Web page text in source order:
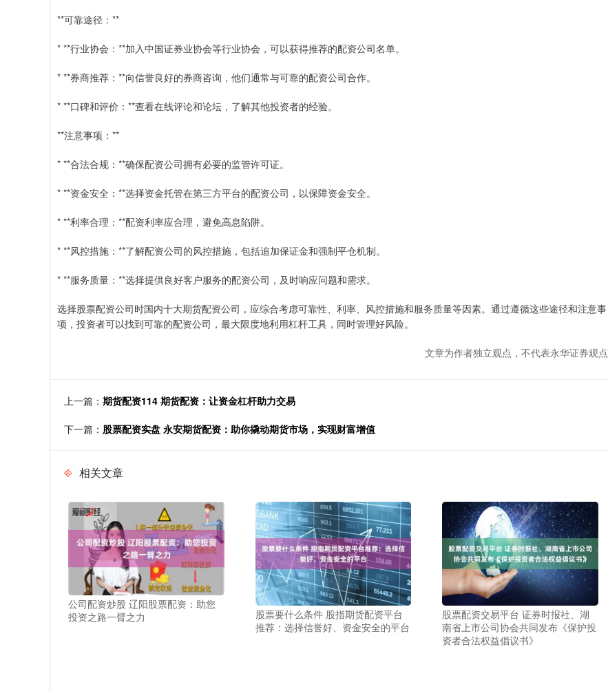
**可靠途径：**
* **行业协会：**加入中国证券业协会等行业协会，可以获得推荐的配资公司名单。
* **券商推荐：**向信誉良好的券商咨询，他们通常与可靠的配资公司合作。
* **口碑和评价：**查看在线评论和论坛，了解其他投资者的经验。
**注意事项：**
* **合法合规：**确保配资公司拥有必要的监管许可证。
* **资金安全：**选择资金托管在第三方平台的配资公司，以保障资金安全。
* **利率合理：**配资利率应合理，避免高息陷阱。
* **风控措施：**了解配资公司的风控措施，包括追加保证金和强制平仓机制。
* **服务质量：**选择提供良好客户服务的配资公司，及时响应问题和需求。
选择股票配资公司时国内十大期货配资公司，应综合考虑可靠性、利率、风控措施和服务质量等因素。通过遵循这些途径和注意事
项，投资者可以找到可靠的配资公司，最大限度地利用杠杆工具，同时管理好风险。
文章为作者独立观点，不代表永华证券观点
上一篇： 期货配资114 期货配资：让资金杠杆助力交易
下一篇： 股票配资实盘 永安期货配资：助你撬动期货市场，实现财富增值
相关文章
公司配资炒股 辽阳股票配资：助您
投资之路一臂之力
股票要什么条件 股指期货配资平台
推荐：选择信誉好、资金安全的平台
股票配资交易平台 证券时报社、湖
南省上市公司协会共同发布《保护投
资者合法权益倡议书》